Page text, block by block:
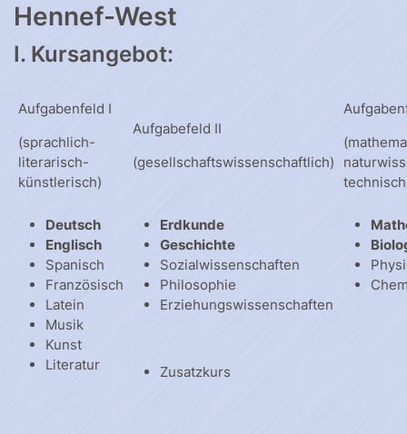
Hennef-West
I. Kursangebot:
Aufgabenfeld I
(sprachlich-
literarisch-
künstlerisch)
Aufgabefeld II
(gesellschaftswissenschaftlich)
Deutsch
Englisch
Spanisch
Französisch
Latein
Musik
Kunst
Literatur
Erdkunde
Geschichte
Sozialwissenschaften
Philosophie
Erziehungswissenschaften
Zusatzkurs